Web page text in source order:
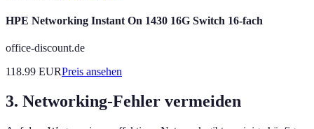
HPE Networking Instant On 1430 16G Switch 16-fach
office-discount.de
118.99 EURPreis ansehen
3. Networking-Fehler vermeiden